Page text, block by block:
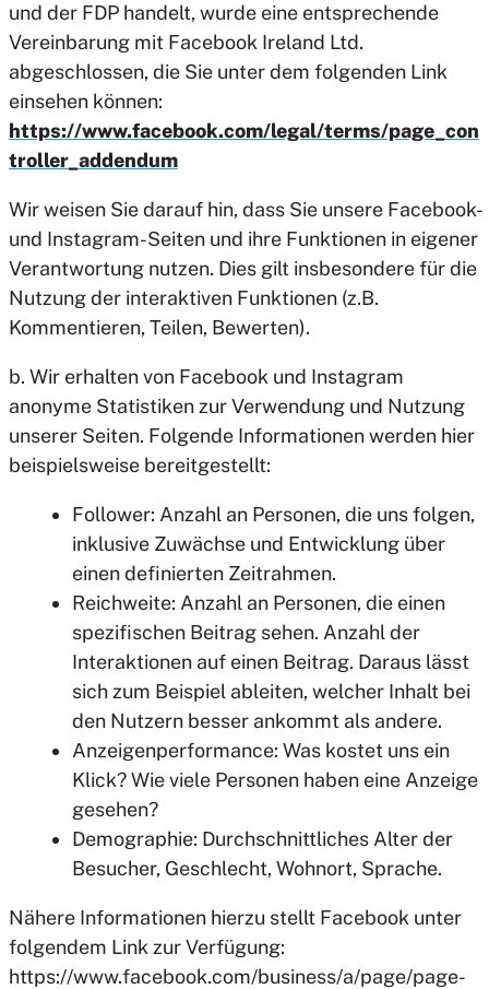
und der FDP handelt, wurde eine entsprechende
Vereinbarung mit Facebook Ireland Ltd.
abgeschlossen, die Sie unter dem folgenden Link
einsehen können:
https://www.facebook.com/legal/terms/page_con
troller_addendum
Wir weisen Sie darauf hin, dass Sie unsere Facebook-
und Instagram-Seiten und ihre Funktionen in eigener
Verantwortung nutzen. Dies gilt insbesondere für die
Nutzung der interaktiven Funktionen (z.B.
Kommentieren, Teilen, Bewerten).
b. Wir erhalten von Facebook und Instagram
anonyme Statistiken zur Verwendung und Nutzung
unserer Seiten. Folgende Informationen werden hier
beispielsweise bereitgestellt:
Follower: Anzahl an Personen, die uns folgen,
inklusive Zuwächse und Entwicklung über
einen definierten Zeitrahmen.
Reichweite: Anzahl an Personen, die einen
spezifischen Beitrag sehen. Anzahl der
Interaktionen auf einen Beitrag. Daraus lässt
sich zum Beispiel ableiten, welcher Inhalt bei
den Nutzern besser ankommt als andere.
Anzeigenperformance: Was kostet uns ein
Klick? Wie viele Personen haben eine Anzeige
gesehen?
Demographie: Durchschnittliches Alter der
Besucher, Geschlecht, Wohnort, Sprache.
Nähere Informationen hierzu stellt Facebook unter
folgendem Link zur Verfügung:
https://www.facebook.com/business/a/page/page-